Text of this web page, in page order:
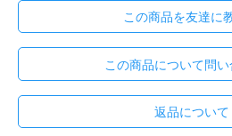
この商品を友達に
この商品について問い
返品について